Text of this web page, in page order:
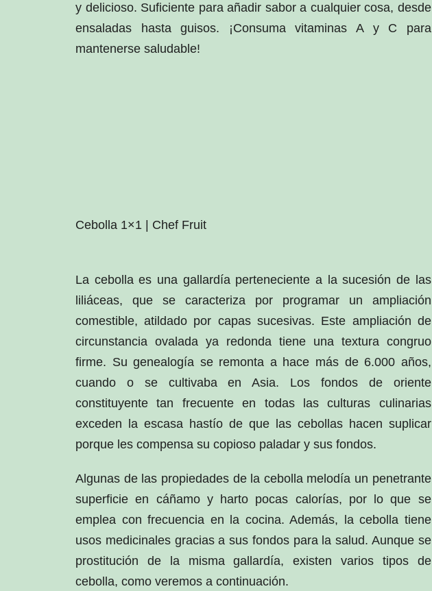
y delicioso. Suficiente para añadir sabor a cualquier cosa, desde
ensaladas hasta guisos. ¡Consuma vitaminas A y C para
mantenerse saludable!
Cebolla 1×1 | Chef Fruit
La cebolla es una gallardía perteneciente a la sucesión de las
liliáceas, que se caracteriza por programar un ampliación
comestible, atildado por capas sucesivas. Este ampliación de
circunstancia ovalada ya redonda tiene una textura congruo
firme. Su genealogía se remonta a hace más de 6.000 años,
cuando o se cultivaba en Asia. Los fondos de oriente
constituyente tan frecuente en todas las culturas culinarias
exceden la escasa hastío de que las cebollas hacen suplicar
porque les compensa su copioso paladar y sus fondos.
Algunas de las propiedades de la cebolla melodía un penetrante
superficie en cáñamo y harto pocas calorías, por lo que se
emplea con frecuencia en la cocina. Además, la cebolla tiene
usos medicinales gracias a sus fondos para la salud. Aunque se
prostitución de la misma gallardía, existen varios tipos de
cebolla, como veremos a continuación.